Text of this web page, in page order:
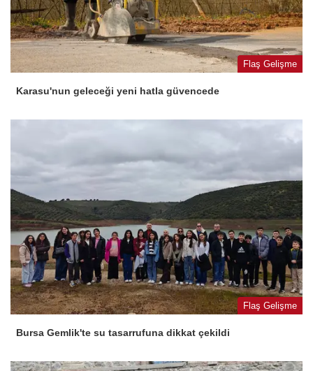
Flaş Gelişme
Karasu'nun geleceği yeni hatla güvencede
Flaş Gelişme
Bursa Gemlik'te su tasarrufuna dikkat çekildi